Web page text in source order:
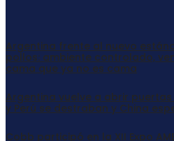
Argentina frente al nuevo
pollos: ambiente controlado,
cama que ya no es cama
Argentina vuelve a abrir
y Perú se destraban y China
Cobb participó en la XII Expo